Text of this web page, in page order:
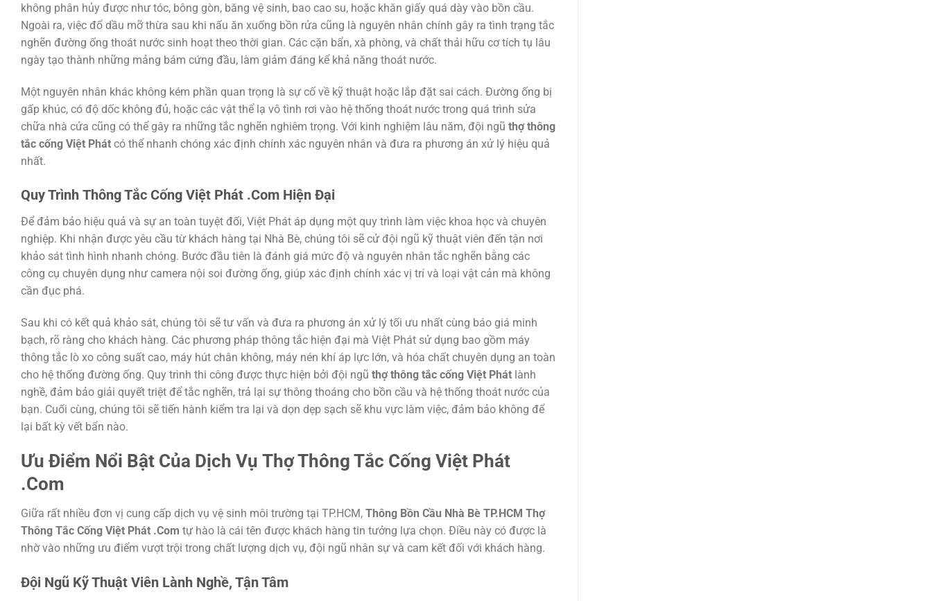
không phân hủy được như tóc, bông gòn, băng vệ sinh, bao cao su, hoặc khăn giấy quá dày vào bồn cầu.
Ngoài ra, việc đổ dầu mỡ thừa sau khi nấu ăn xuống bồn rửa cũng là nguyên nhân chính gây ra tình trạng tắc
nghẽn đường ống thoát nước sinh hoạt theo thời gian. Các cặn bẩn, xà phòng, và chất thải hữu cơ tích tụ lâu
ngày tạo thành những mảng bám cứng đầu, làm giảm đáng kể khả năng thoát nước.
Một nguyên nhân khác không kém phần quan trọng là sự cố về kỹ thuật hoặc lắp đặt sai cách. Đường ống bị
gấp khúc, có độ dốc không đủ, hoặc các vật thể lạ vô tình rơi vào hệ thống thoát nước trong quá trình sửa
chữa nhà cửa cũng có thể gây ra những tắc nghẽn nghiêm trọng. Với kinh nghiệm lâu năm, đội ngũ thợ thông
tắc cống Việt Phát có thể nhanh chóng xác định chính xác nguyên nhân và đưa ra phương án xử lý hiệu quả
nhất.
Quy Trình Thông Tắc Cống Việt Phát .Com Hiện Đại
Để đảm bảo hiệu quả và sự an toàn tuyệt đối, Việt Phát áp dụng một quy trình làm việc khoa học và chuyên
nghiệp. Khi nhận được yêu cầu từ khách hàng tại Nhà Bè, chúng tôi sẽ cử đội ngũ kỹ thuật viên đến tận nơi
khảo sát tình hình nhanh chóng. Bước đầu tiên là đánh giá mức độ và nguyên nhân tắc nghẽn bằng các
công cụ chuyên dụng như camera nội soi đường ống, giúp xác định chính xác vị trí và loại vật cản mà không
cần đục phá.
Sau khi có kết quả khảo sát, chúng tôi sẽ tư vấn và đưa ra phương án xử lý tối ưu nhất cùng báo giá minh
bạch, rõ ràng cho khách hàng. Các phương pháp thông tắc hiện đại mà Việt Phát sử dụng bao gồm máy
thông tắc lò xo công suất cao, máy hút chân không, máy nén khí áp lực lớn, và hóa chất chuyên dụng an toàn
cho hệ thống đường ống. Quy trình thi công được thực hiện bởi đội ngũ thợ thông tắc cống Việt Phát lành
nghề, đảm bảo giải quyết triệt để tắc nghẽn, trả lại sự thông thoáng cho bồn cầu và hệ thống thoát nước của
bạn. Cuối cùng, chúng tôi sẽ tiến hành kiểm tra lại và dọn dẹp sạch sẽ khu vực làm việc, đảm bảo không để
lại bất kỳ vết bẩn nào.
Ưu Điểm Nổi Bật Của Dịch Vụ Thợ Thông Tắc Cống Việt Phát
.Com
Giữa rất nhiều đơn vị cung cấp dịch vụ vệ sinh môi trường tại TP.HCM, Thông Bồn Cầu Nhà Bè TP.HCM Thợ
Thông Tắc Cống Việt Phát .Com tự hào là cái tên được khách hàng tin tưởng lựa chọn. Điều này có được là
nhờ vào những ưu điểm vượt trội trong chất lượng dịch vụ, đội ngũ nhân sự và cam kết đối với khách hàng.
Đội Ngũ Kỹ Thuật Viên Lành Nghề, Tận Tâm